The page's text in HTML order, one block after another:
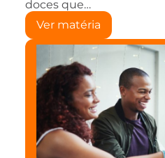
doces que…
Ver matéria